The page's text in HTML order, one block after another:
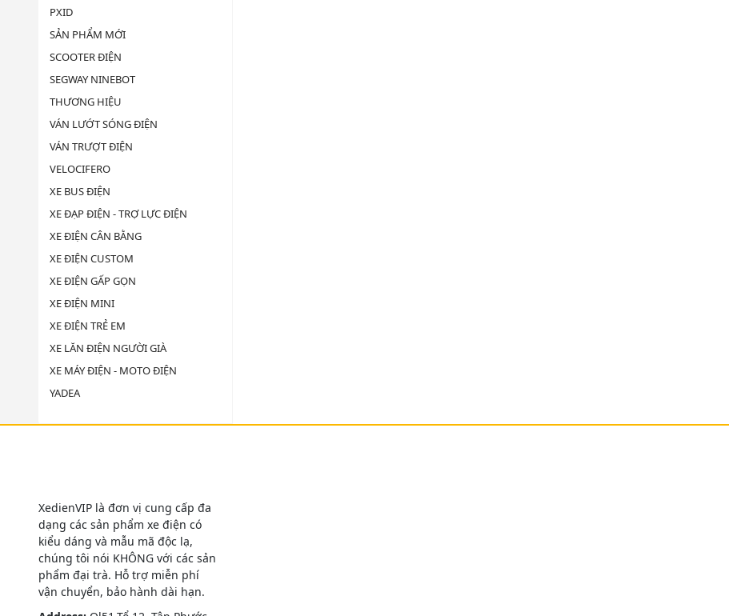
PXID
SẢN PHẨM MỚI
SCOOTER ĐIỆN
SEGWAY NINEBOT
THƯƠNG HIỆU
VÁN LƯỚT SÓNG ĐIỆN
VÁN TRƯỢT ĐIỆN
VELOCIFERO
XE BUS ĐIỆN
XE ĐẠP ĐIỆN - TRỢ LỰC ĐIỆN
XE ĐIỆN CÂN BẰNG
XE ĐIỆN CUSTOM
XE ĐIỆN GẤP GỌN
XE ĐIỆN MINI
XE ĐIỆN TRẺ EM
XE LĂN ĐIỆN NGƯỜI GIÀ
XE MÁY ĐIỆN - MOTO ĐIỆN
YADEA
XedienVIP là đơn vị cung cấp đa
dạng các sản phẩm xe điện có
kiểu dáng và mẫu mã độc lạ,
chúng tôi nói KHÔNG với các sản
phẩm đại trà. Hỗ trợ miễn phí
vận chuyển, bảo hành dài hạn.